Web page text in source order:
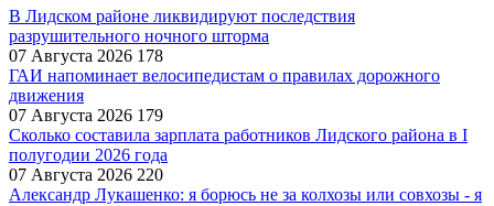
В Лидском районе ликвидируют последствия
разрушительного ночного шторма
07 Августа 2026 178
ГАИ напоминает велосипедистам о правилах дорожного
движения
07 Августа 2026 179
Сколько составила зарплата работников Лидского района в I
полугодии 2026 года
07 Августа 2026 220
Александр Лукашенко: я борюсь не за колхозы или совхозы - я